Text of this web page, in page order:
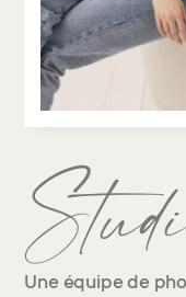
Une équipe de